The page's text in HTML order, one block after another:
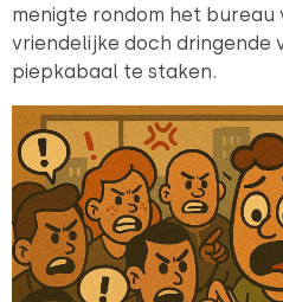
menigte rondom het bureau
vriendelijke doch dringende
piepkabaal te staken.